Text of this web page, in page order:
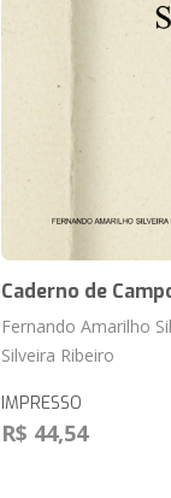
Caderno de
Fernando Amarilho
Silveira Ribeiro
IMPRESSO
R$ 44,54